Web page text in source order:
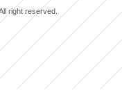
right reserved.